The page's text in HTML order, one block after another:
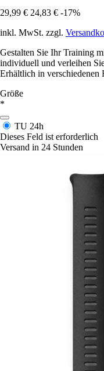
29,99 € 24,83 € -17%
inkl. MwSt. zzgl.
Gestalten Sie Ihr Training
individuell und verleihen
Erhältlich in verschiedenen
Größe
*
TU 24h
Dieses Feld ist erforderlich
Versand in 24 Stunden